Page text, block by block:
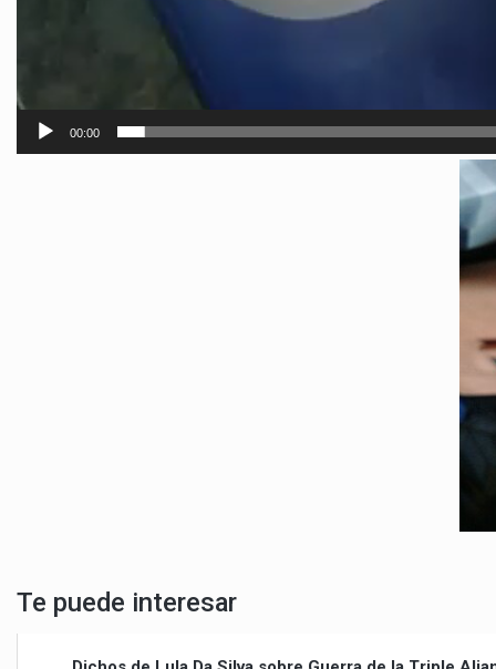
00:00
Te puede interesar